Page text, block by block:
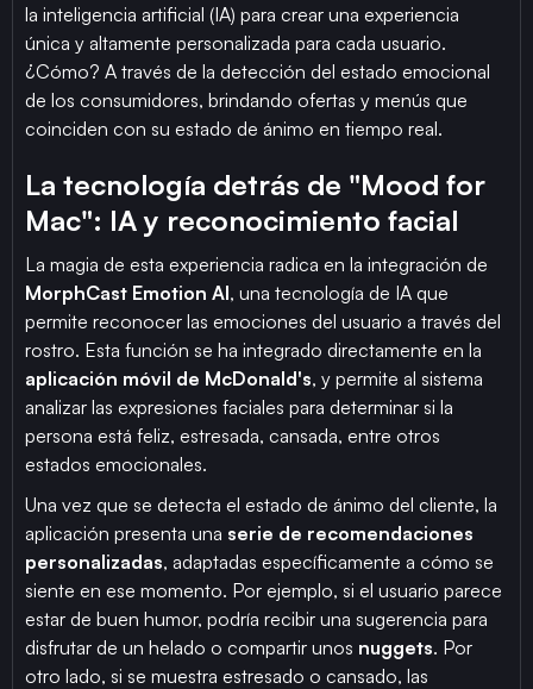
la inteligencia artificial (IA) para crear una experiencia
única y altamente personalizada para cada usuario.
¿Cómo? A través de la detección del estado emocional
de los consumidores, brindando ofertas y menús que
coinciden con su estado de ánimo en tiempo real.
La tecnología detrás de "Mood for
Mac": IA y reconocimiento facial
La magia de esta experiencia radica en la integración de
MorphCast Emotion AI, una tecnología de IA que
permite reconocer las emociones del usuario a través del
rostro. Esta función se ha integrado directamente en la
aplicación móvil de McDonald's, y permite al sistema
analizar las expresiones faciales para determinar si la
persona está feliz, estresada, cansada, entre otros
estados emocionales.
Una vez que se detecta el estado de ánimo del cliente, la
aplicación presenta una serie de recomendaciones
personalizadas, adaptadas específicamente a cómo se
siente en ese momento. Por ejemplo, si el usuario parece
estar de buen humor, podría recibir una sugerencia para
disfrutar de un helado o compartir unos nuggets. Por
otro lado, si se muestra estresado o cansado, las